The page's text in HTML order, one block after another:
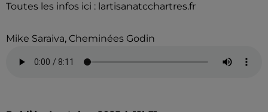
Toutes les infos ici : lartisanatcchartres.fr
Mike Saraiva, Cheminées Godin